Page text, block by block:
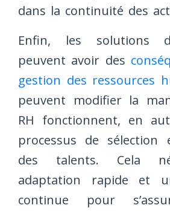
dans la continuité des
Enfin, les solutions
peuvent avoir des
gestion des ressources
peuvent modifier la
RH fonctionnent, en
processus de sélection
des talents. Cela
adaptation rapide et
continue pour